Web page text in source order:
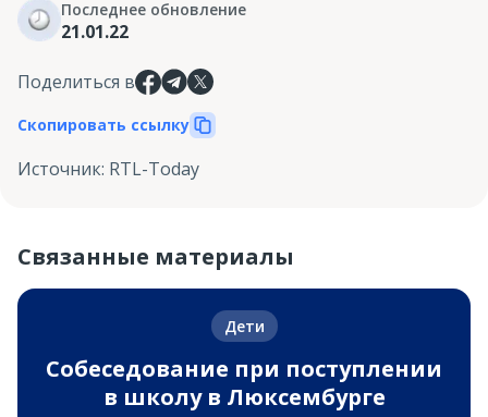
Последнее обновление
21.01.22
Поделиться в
Скопировать ссылку
Источник: RTL-Today
Связанные материалы
Дети
Собеседование при поступлении
в школу в Люксембурге